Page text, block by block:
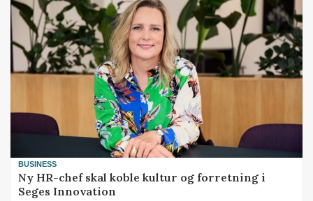
BUSINESS
Ny HR-chef skal koble kultur og forretning i
Seges Innovation